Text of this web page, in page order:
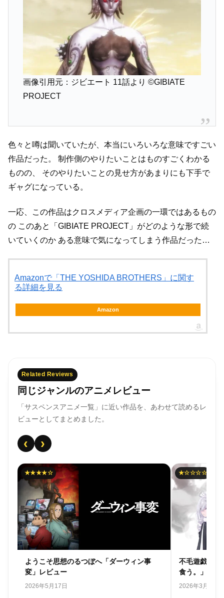
画像引用元：ジビエート 11話より ©GIBIATE
PROJECT
色々と噂は聞いていたが、本当にいろいろな意味ですごい
作品だった。
制作側のやりたいことはものすごくわかる
ものの、
そのやりたいことの見せ方があまりにも下手で
ギャグになっている。
一応、この作品はクロスメディア企画の一環ではあるもの
の このあと「GIBIATE PROJECT」がどのような形で続
いていくのか ある意味で気になってしまう作品だった…
Amazonで「THE YOSHIDA BROTHERS」に関す
る詳細を見る
Amazon
Related Reviews
同じジャンルのアニメレビュー
「サスペンスアニメ一覧」に近い作品を、あわせて読めるレ
ビューとしてまとめました。
‹ ›
★☆☆☆☆
不毛遊戯で飯は食えない「死亡遊戯で飯を
食う。」レビュー
2026年3月22日
★★★★☆
狂気と知
について
2025年10